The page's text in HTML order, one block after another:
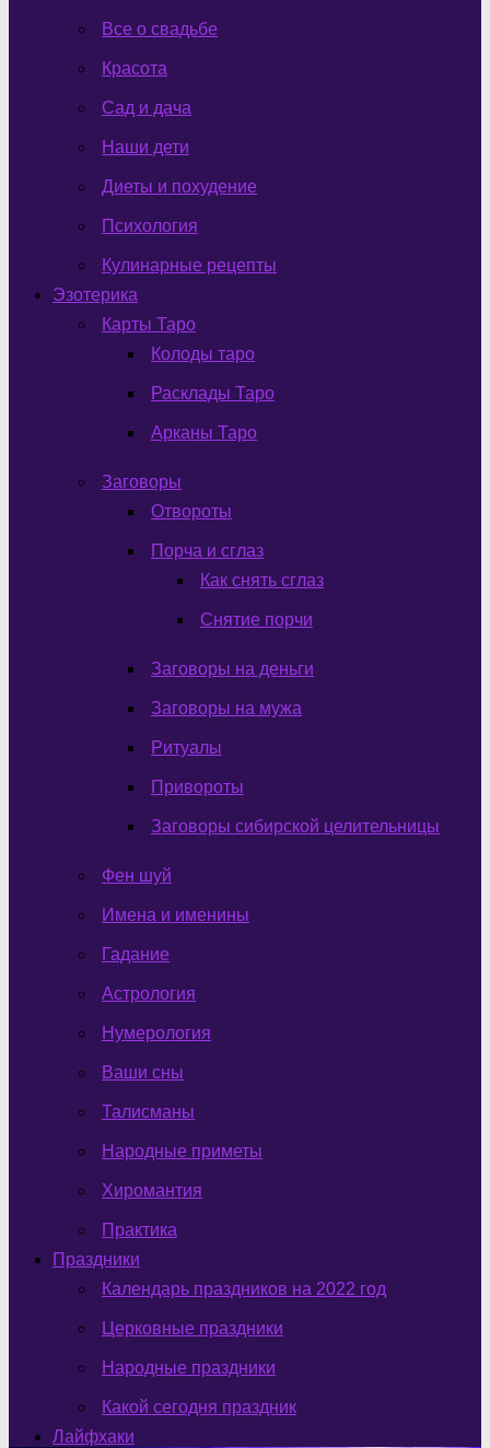
Все о свадьбе
Красота
Сад и дача
Наши дети
Диеты и похудение
Психология
Кулинарные рецепты
Эзотерика
Карты Таро
Колоды таро
Расклады Таро
Арканы Таро
Заговоры
Отвороты
Порча и сглаз
Как снять сглаз
Снятие порчи
Заговоры на деньги
Заговоры на мужа
Ритуалы
Привороты
Заговоры сибирской целительницы
Фен шуй
Имена и именины
Гадание
Астрология
Нумерология
Ваши сны
Талисманы
Народные приметы
Хиромантия
Практика
Праздники
Календарь праздников на 2022 год
Церковные праздники
Народные праздники
Какой сегодня праздник
Лайфхаки